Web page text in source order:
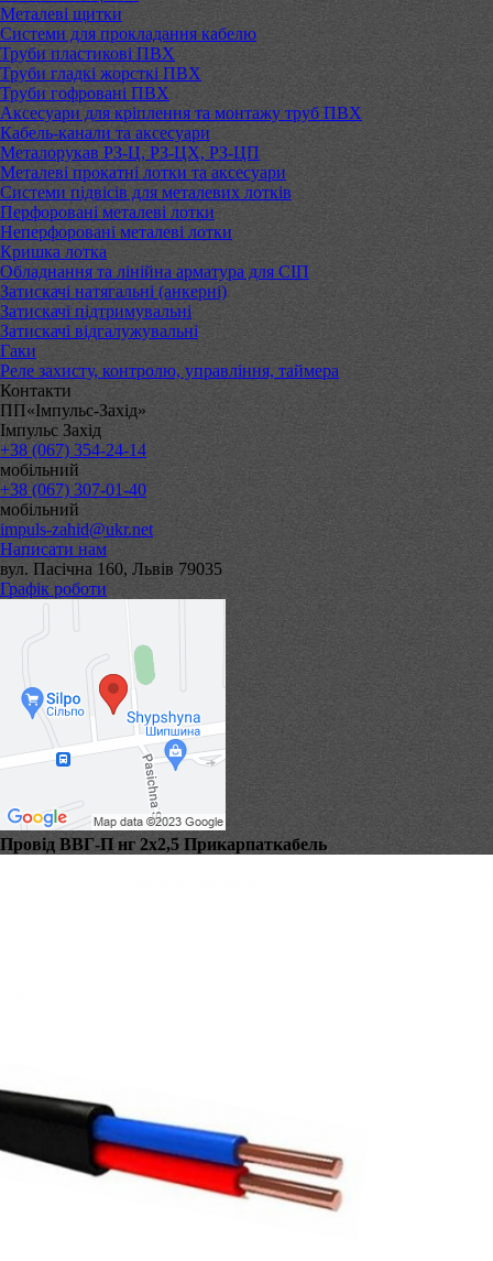
Металеві щитки
Системи для прокладання кабелю
Труби пластикові ПВХ
Труби гладкі жорсткі ПВХ
Труби гофровані ПВХ
Аксесуари для кріплення та монтажу труб ПВХ
Кабель-канали та аксесуари
Металорукав РЗ-Ц, РЗ-ЦХ, РЗ-ЦП
Металеві прокатні лотки та аксесуари
Системи підвісів для металевих лотків
Перфоровані металеві лотки
Неперфоровані металеві лотки
Кришка лотка
Обладнання та лінійна арматура для СІП
Затискачі натягальні (анкерні)
Затискачі підтримувальні
Затискачі відгалужувальні
Гаки
Реле захисту, контролю, управління, таймера
Контакти
ПП«Імпульс-Захід»
Імпульс Захід
+38 (067) 354-24-14
мобільний
+38 (067) 307-01-40
мобільний
impuls-zahid@ukr.net
Написати нам
вул. Пасічна 160, Львів 79035
Графік роботи
Провід ВВГ-П нг 2х2,5 Прикарпаткабель